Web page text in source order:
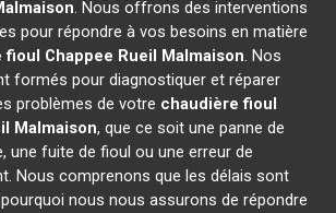
. Nous offrons des interventions
pour répondre à vos besoins en matière
fioul Chappee Rueil Malmaison. Nos
formés pour diagnostiquer et réparer
problèmes de votre chaudière fioul
Malmaison, que ce soit une panne de
une fuite de fioul ou une erreur de
Nous comprenons que les délais sont
nous nous assurons de répondre